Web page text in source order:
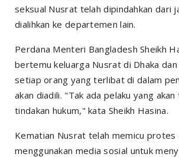
seksual Nusrat telah dipindahkan dari
dialihkan ke departemen lain.
Perdana Menteri Bangladesh Sheikh
bertemu keluarga Nusrat di Dhaka
setiap orang yang terlibat di dalam
akan diadili. "Tak ada pelaku yang
tindakan hukum," kata Sheikh Hasina.
Kematian Nusrat telah memicu protes
menggunakan media sosial untuk